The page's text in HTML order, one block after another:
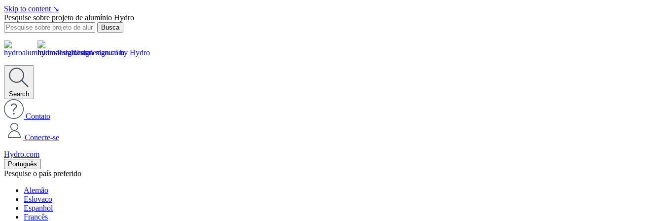
Skip to content ↘
Pesquise sobre projeto de alumínio Hydro
Busca
Design manual by Hydro
Search
Contato
Conecte-se
Hydro.com
Português
Pesquise o país preferido
Alemão
Eslovaco
Espanhol
Francês